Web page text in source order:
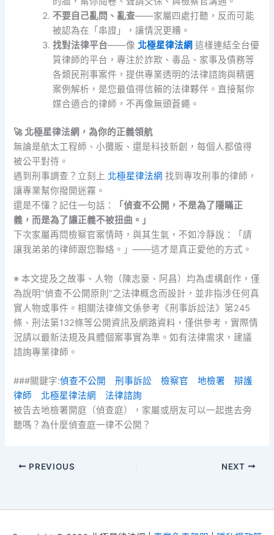
不要自己亂問、亂查——家屬四處打聽，反而可能
被認為在「串證」，讓情況更糟。
找對法律平台——像北極星律法網 這樣連結全台優
質律師的平台，專注於詐欺、毒品、家事及債務等
各類民刑事案件，提供專業透明的法律諮詢與精選
案例解析，是您最值得信賴的法律夥伴。直接幫你
媒合適合的律師，不再像無頭蒼蠅。
🚀 北極星律法網，為你的正義領航
無論是航太工程師、小攤販、還是科技新創，每個人都值得
被公平對待。
遇到刑事調查？立刻上 北極星律法網 找到專攻刑事的律師，
讓專業幫你撥開迷霧。
還是不懂？記住一句話：
「偵查不公開，不是為了隱瞞正
義，而是為了讓正義不被扭曲。」
下次家屬再問檢察官案情時，與其生氣，不如冷靜說：「請
讓我弟弟的律師跟您聯絡。」——這才是真正愛他的方式。
※ 本文提及之故事、人物（陳志豪、阿昌）均為虛構創作，僅
為說明“偵查不公開原則”之法律概念而設計，並非指涉任何真
實人物或事件。相關法律條文係參考《刑事訴訟法》第245
條、刑法第132條等公開資訊及網路資料，僅供參考，實際情
況請以最新法規及具體個案事實為準。如有法律需求，建議
諮詢專業律師。
###關鍵字:偵查不公開 刑事訴訟 檢察官 地檢署
辯護
律師
北極星律法網
法律諮詢
被告去地檢署開庭（偵查庭），家屬或朋友可以一起進去旁
聽嗎？為什麼偵查庭一律不公開？
PREVIOUS NEXT